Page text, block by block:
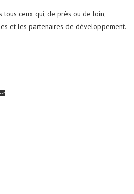
tous ceux qui, de près ou de loin,
et les partenaires de développement.